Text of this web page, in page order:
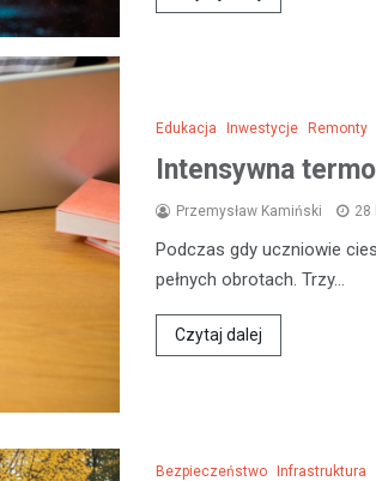
Edukacja Inwestycje Remonty
Intensywna
Przemysław Kamiński 28
Podczas gdy uczniowie
pełnych obrotach. Trzy…
Czytaj dalej
Bezpieczeństwo Infrastruktura